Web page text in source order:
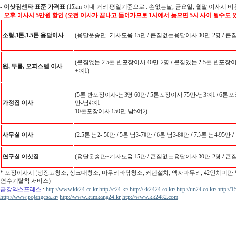
- 이삿짐센타 표준 가격표 (15km 이내 거리 평일기준으로 : 손없는날, 금요일, 월말 이사시
- 오후 이사시 5만원 할인 (오전 이사가 끝나고 들어가므로 1시에서 늦으면 5시 사이 될수도
소형,1톤,1.5톤 용달이사 (용달운송만+기사도움 15만 /큰짐없는용달이사 30만-2명 /큰
원, 투룸, 오피스텔 이사
(큰짐없는 2.5톤 반포장이사 40만-2명 /큰짐있는 2.5톤 반포장
+여1)
가정집 이사
(5톤 반포장이사-남3명 60만 /5톤포장이사 75만-남3여1 /6톤포
만-남4여1
10톤포장이사 150만-남5여2)
사무실 이사 (2.5톤 남2- 50만 /5톤 남3-70만 /6톤 남3-80만 /7.5톤 남4-95만 /
연구실 이삿짐 (용달운송만+기사도움 15만 /큰짐없는용달이사 30만-2명 /큰
* 포장이사시 (냉장고청소, 싱크대청소, 마무리바닦청소, 커텐설치, 액자마무리, 42인치미
연수기탈착 서비스)
금강익스프레스 : http://www.kk24.co.kr http://c24.kr/ http://kk2424.co.kr/ http://un24.co.kr/ http://
http://www.pojangesa.kr/ http://www.kumkang24.kr http://www.kk2482.com